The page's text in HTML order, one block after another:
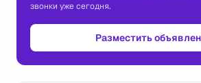
звонки уже сегодня.
Разместить